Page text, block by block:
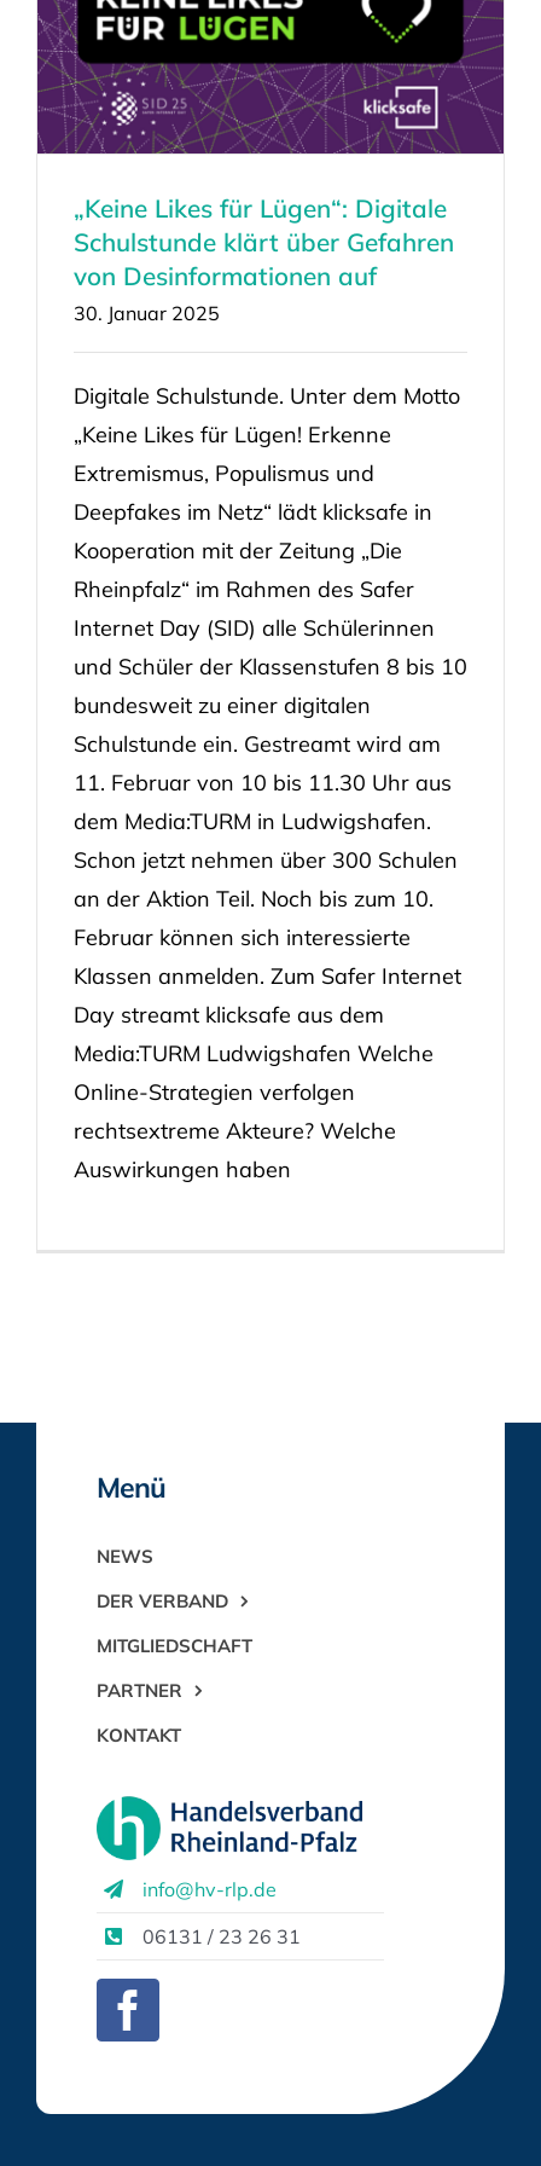
„Keine Likes für Lügen“: Digitale
Schulstunde klärt über Gefahren
von Desinformationen auf
30. Januar 2025
Digitale Schulstunde. Unter dem Motto
„Keine Likes für Lügen! Erkenne
Extremismus, Populismus und
Deepfakes im Netz“ lädt klicksafe in
Kooperation mit der Zeitung „Die
Rheinpfalz“ im Rahmen des Safer
Internet Day (SID) alle Schülerinnen
und Schüler der Klassenstufen 8 bis 10
bundesweit zu einer digitalen
Schulstunde ein. Gestreamt wird am
11. Februar von 10 bis 11.30 Uhr aus
dem Media:TURM in Ludwigshafen.
Schon jetzt nehmen über 300 Schulen
an der Aktion Teil. Noch bis zum 10.
Februar können sich interessierte
Klassen anmelden. Zum Safer Internet
Day streamt klicksafe aus dem
Media:TURM Ludwigshafen Welche
Online-Strategien verfolgen
rechtsextreme Akteure? Welche
Auswirkungen haben
Menü
NEWS
DER VERBAND
MITGLIEDSCHAFT
PARTNER
KONTAKT
info@hv-rlp.de
06131 / 23 26 31